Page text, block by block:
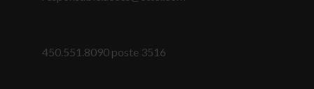
450.551.8090 poste 3516